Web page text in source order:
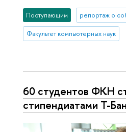
Поступающим репортаж о
Факультет компьютерных наук
60 студентов ФКН
стипендиатами Т-